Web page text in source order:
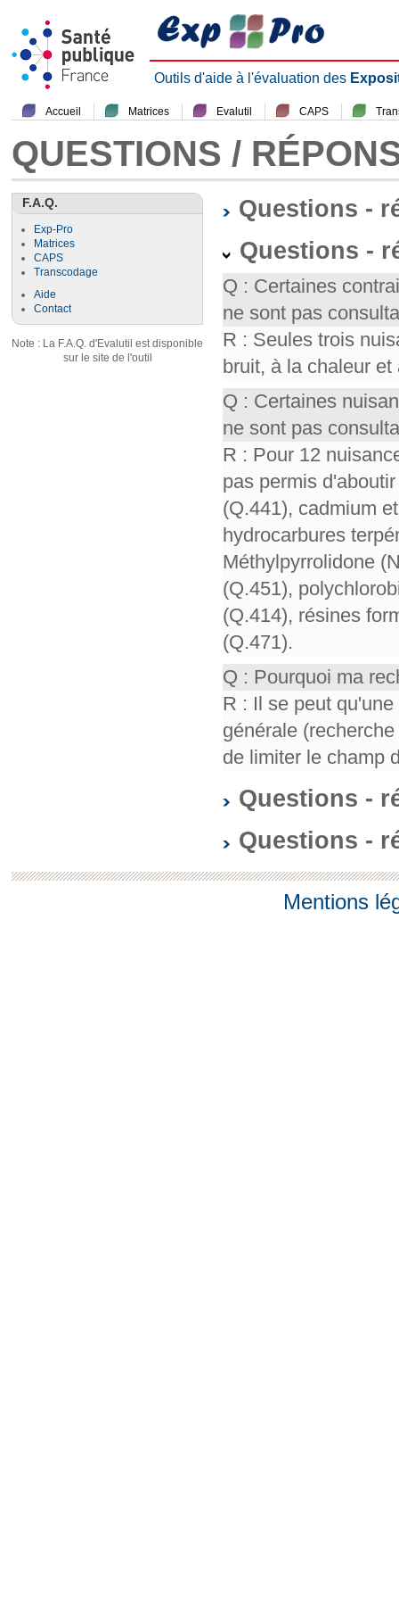
Outils d'aide à l'évaluation des
Accueil Matrices Evalutil CAPS
QUESTIONS /
F.A.Q.
Exp-Pro
Matrices
CAPS
Transcodage
Aide
Contact
Note : La F.A.Q. d'Evalutil est disponible
sur le site de l'outil
Questions -
Questions -
Q : Certaines
ne sont pas
R : Seules trois
bruit, à la chaleur et
Q : Certaines
ne sont pas
R : Pour 12
pas permis
(Q.441), cadmium
hydrocarbures
Méthylpyrrolidone
(Q.451),
(Q.414), résines
(Q.471).
Q : Pourquoi ma
R : Il se peut
générale
de limiter le champ
Questions -
Questions -
Mentions